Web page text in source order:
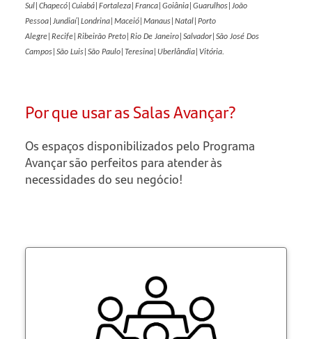
Sul|Chapecó|Cuiabá|Fortaleza|Franca|Goiânia|Guarulhos|João
Pessoa|Jundiaí|Londrina|Maceió|Manaus|Natal|Porto
Alegre|Recife|Ribeirão Preto|Rio De Janeiro|Salvador|São José Dos
Campos|São Luis|São Paulo|Teresina|Uberlândia|Vitória.
Por que usar as Salas Avançar?
Os espaços disponibilizados pelo Programa
Avançar são perfeitos para atender às
necessidades do seu negócio!